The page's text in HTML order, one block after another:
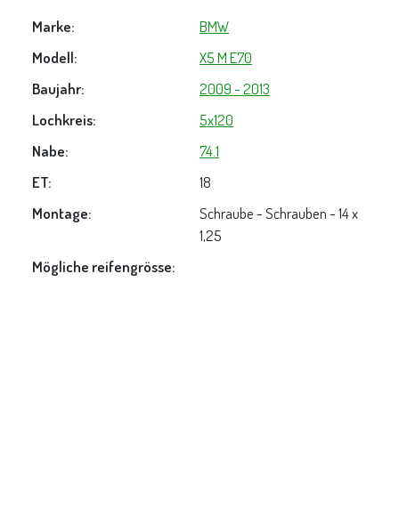
Marke:
BMW
Modell:
X5 M E70
Baujahr:
2009 - 2013
Lochkreis:
5x120
Nabe:
74.1
ET:
18
Montage:
Schraube - Schrauben - 14 x
1,25
Mögliche reifengrösse: